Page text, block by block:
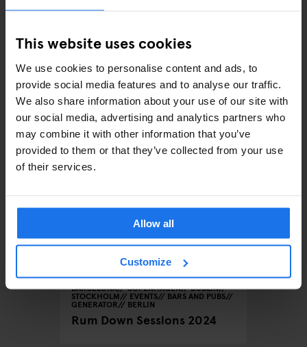
This website uses cookies
We use cookies to personalise content and ads, to
provide social media features and to analyse our traffic.
We also share information about your use of our site with
our social media, advertising and analytics partners who
may combine it with other information that you’ve
provided to them or that they’ve collected from your use
of their services.
Allow all
Customize
COPENHAGEN
ANDRE RELEVANTE ARTIKLER
BARCELONA COPENHAGEN DUBLIN
STOCKHOLM EVENTS BARS AND PUBS
GENERATOR BERLIN
Rum Down Sessions 2024